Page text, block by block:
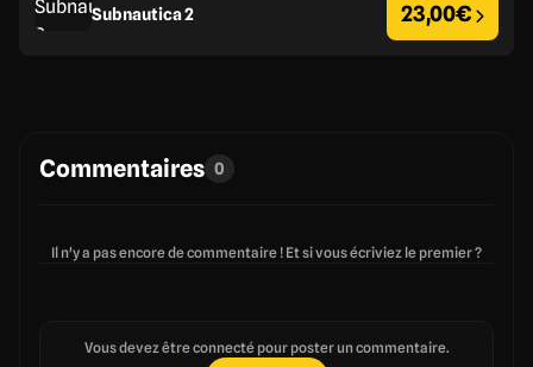
Subnautica 2 23,00€
Commentaires 0
Il n'y a pas encore de commentaire ! Et si vous écriviez le premier ?
Vous devez être connecté pour poster un commentaire.